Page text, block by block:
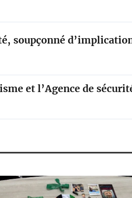
soupçonné
et l’Agence de